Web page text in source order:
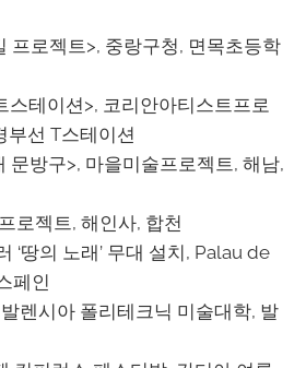
프로젝트>, 중랑구청, 면목초등학
스테이션>, 코리안아티스트프로
부선 T스테이션
문방구>, 마을미술프로젝트, 해남,
로젝트, 해인사, 합천
‘땅의 노래’ 무대 설치, Palau de
페인
렌시아 폴리테크닉 미술대학, 발